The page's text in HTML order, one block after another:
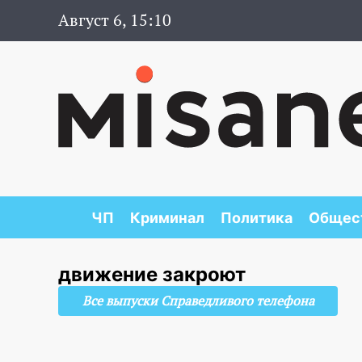
Август 6, 15:10
ЧП Криминал Политика
движение закроют
Все выпуски Справедливого телефона